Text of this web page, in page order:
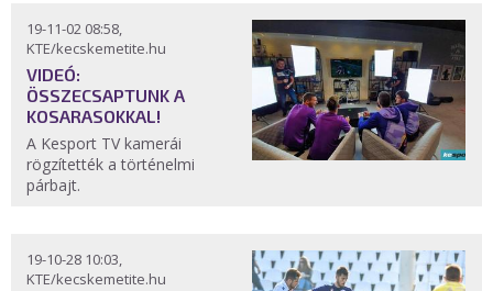
19-11-02 08:58,
KTE/kecskemetite.hu
VIDEÓ:
ÖSSZECSAPTUNK A
KOSARASOKKAL!
A Kesport TV kamerái
rögzítették a történelmi
párbajt.
19-10-28 10:03,
KTE/kecskemetite.hu